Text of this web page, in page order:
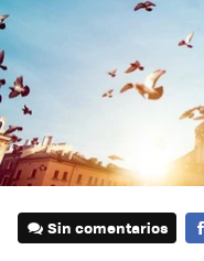
Sin comentarios